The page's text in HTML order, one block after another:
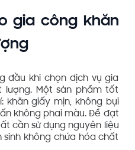
gia công khăn
đầu khi chọn dịch vụ gia
lượng. Một sản phẩm tốt
khăn giấy mịn, không bụi
không phai màu. Để đạt
cần sử dụng nguyên liệu
không chứa hóa chất